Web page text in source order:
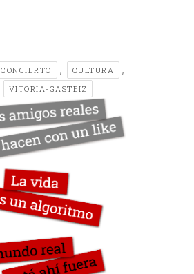
CONCIERTO , CULTURA ,
VITORIA-GASTEIZ